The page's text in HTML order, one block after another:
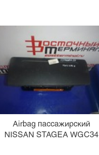
Airbag пассажирский
NISSAN STAGEA WGC34